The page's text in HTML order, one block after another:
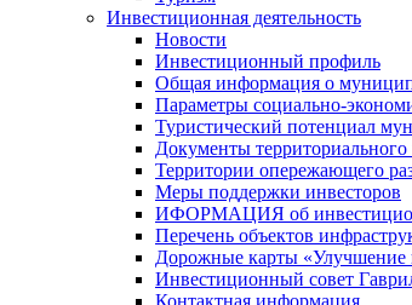
Инвестиционная деятельность
Новости
Инвестиционный профиль
Общая информация о
Параметры социально-
Туристический потенциал
Документы территориального
Территории опережающего
Меры поддержки инвесторов
ИФОРМАЦИЯ об
Перечень объектов
Дорожные карты «Улучшение
Инвестиционный совет
Контактная информация